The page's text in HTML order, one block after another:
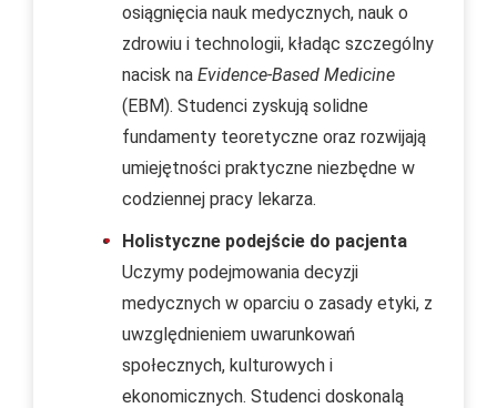
osiągnięcia nauk medycznych, nauk o
zdrowiu i technologii, kładąc szczególny
nacisk na Evidence-Based Medicine
(EBM). Studenci zyskują solidne
fundamenty teoretyczne oraz rozwijają
umiejętności praktyczne niezbędne w
codziennej pracy lekarza.
Holistyczne podejście do pacjenta
Uczymy podejmowania decyzji
medycznych w oparciu o zasady etyki, z
uwzględnieniem uwarunkowań
społecznych, kulturowych i
ekonomicznych. Studenci doskonalą